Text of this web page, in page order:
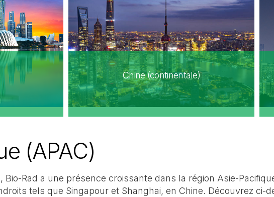
Chine (continentale)
(APAC)
Rad a une présence croissante dans la région Asie-
tels que Singapour et Shanghai, en Chine. Découvrez ci-